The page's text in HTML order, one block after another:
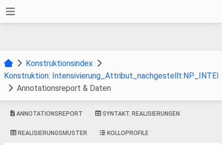
Konstruktionsindex
Konstruktion:
Annotationsreport & Daten
ANNOTATIONSREPORT SYNTAKT. REALISIERUNGEN
REALISIERUNGSMUSTER KOLLOPROFILE